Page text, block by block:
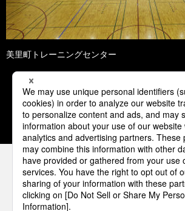
美里町トレーニングセンター
1 2 3 4 5
パナソニックの電気設備 SNSア